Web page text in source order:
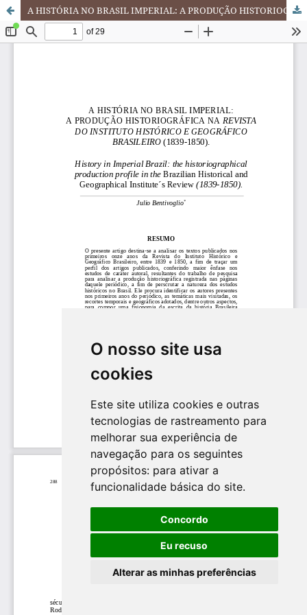
O nosso site usa
cookies
Este site utiliza cookies e outras
tecnologias de rastreamento para
melhorar sua experiência de
navegação para os seguintes
propósitos: para ativar a
funcionalidade básica do site.
Concordo
Eu recuso
Alterar as minhas preferências
A HISTÓRIA NO BRASIL IMPERIAL: A PRODUÇÃO HISTORIOGRÁFICA NA REVISTA DO INSTITUTO HISTÓRICO E GEOGRÁFICO BRASILEIRO (1839-1850).